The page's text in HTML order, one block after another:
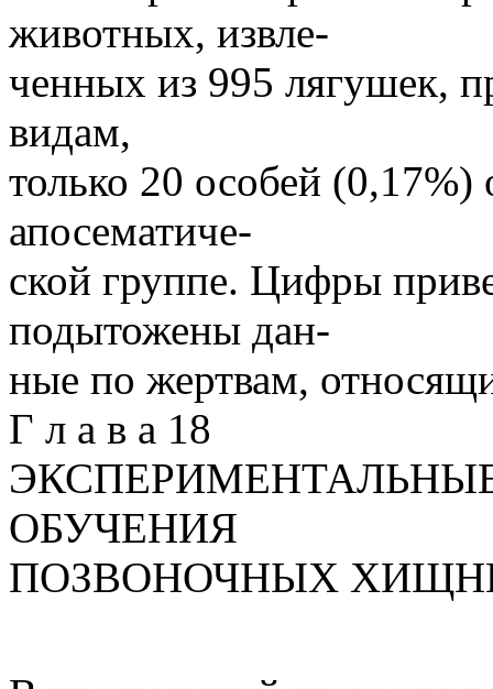
животных, извле-
ченных из 995 лягушек,
видам,
только 20 особей
апосематиче-
ской группе. Цифры
подытожены дан-
ные по жертвам,
Г л а в а 18
ОБУЧЕНИЯ
ПОЗВОНОЧНЫХ